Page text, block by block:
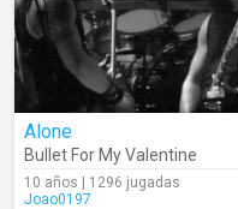
Alone
Bullet For My Valentine
10 años | 1296 jugadas
Joao0197